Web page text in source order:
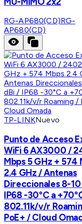
RG-AP680(CD)RG-
AP680(CD)
TP-LINKNuevo
Punto de Acceso
WiFi 6 AX3000 /
Mbps 5 GHz + 574
2.4 GHz / Antenas
Direccionales 8-
IP68 -30°C a
802.11k/v/r
PoE+ / Cloud